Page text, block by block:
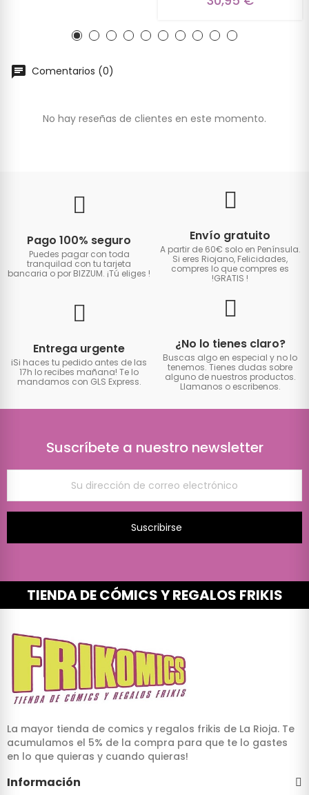
Comentarios (0)
No hay reseñas de clientes en este momento.
Pago 100% seguro
Puedes pagar con toda
tranquilad con tu tarjeta
bancaria o por BIZZUM. ¡Tú eliges !
Envío gratuito
A partir de 60€ solo en Península.
Si eres Riojano, Felicidades,
compres lo que compres es
!GRATIS !
Entrega urgente
iSi haces tu pedido antes de las
17h lo recibes mañana! Te lo
mandamos con GLS Express.
¿No lo tienes claro?
Buscas algo en especial y no lo
tenemos. Tienes dudas sobre
alguno de nuestros productos.
Llamanos o escribenos.
Suscríbete a nuestro newsletter
Suscribirse
TIENDA DE CÓMICS Y REGALOS FRIKIS
La mayor tienda de comics y regalos frikis de La Rioja. Te
acumulamos el 5% de la compra para que te lo gastes
en lo que quieras y cuando quieras!
Información